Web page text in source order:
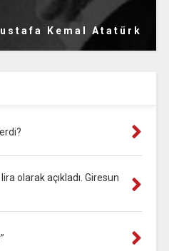
Kemal Atatürk
olarak açıkladı. Giresun